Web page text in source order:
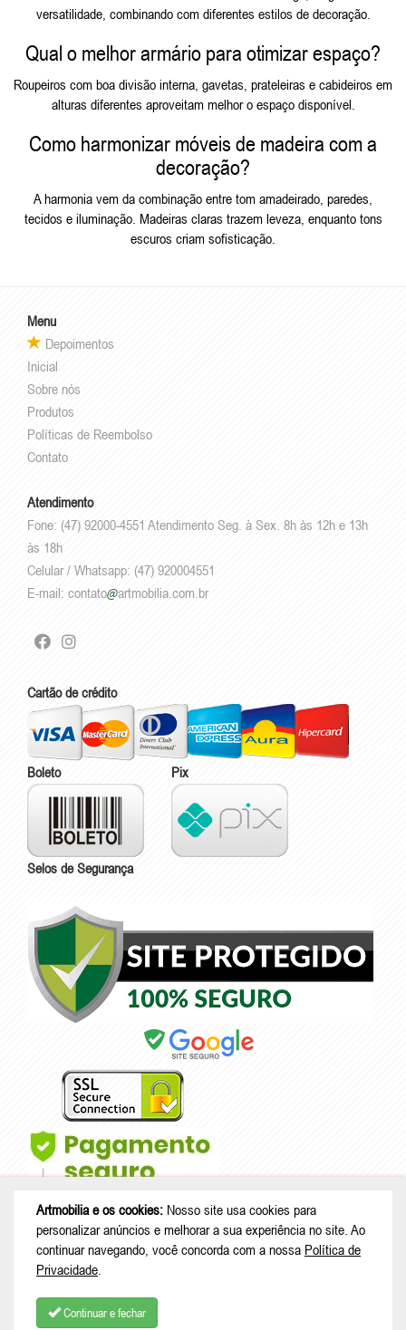
versatilidade, combinando com diferentes estilos de decoração.
Qual o melhor armário para otimizar espaço?
Roupeiros com boa divisão interna, gavetas, prateleiras e cabideiros em
alturas diferentes aproveitam melhor o espaço disponível.
Como harmonizar móveis de madeira com a
decoração?
A harmonia vem da combinação entre tom amadeirado, paredes,
tecidos e iluminação. Madeiras claras trazem leveza, enquanto tons
escuros criam sofisticação.
Menu
Depoimentos
Inicial
Sobre nós
Produtos
Políticas de Reembolso
Contato
Atendimento
Fone: (47) 92000-4551 Atendimento Seg. à Sex. 8h às 12h e 13h
às 18h
Celular / Whatsapp: (47) 920004551
E-mail: contato artmobilia.com.br
Cartão de crédito
Boleto Pix
Selos de Segurança
Treml, 343 casa A23 - sala 2 - Schramm - São Bento do Sul - SC |
Artmobilia e os cookies: Nosso site usa cookies para
personalizar anúncios e melhorar a sua experiência no site. Ao
continuar navegando, você concorda com a nossa Política de
Privacidade
Continuar e fechar